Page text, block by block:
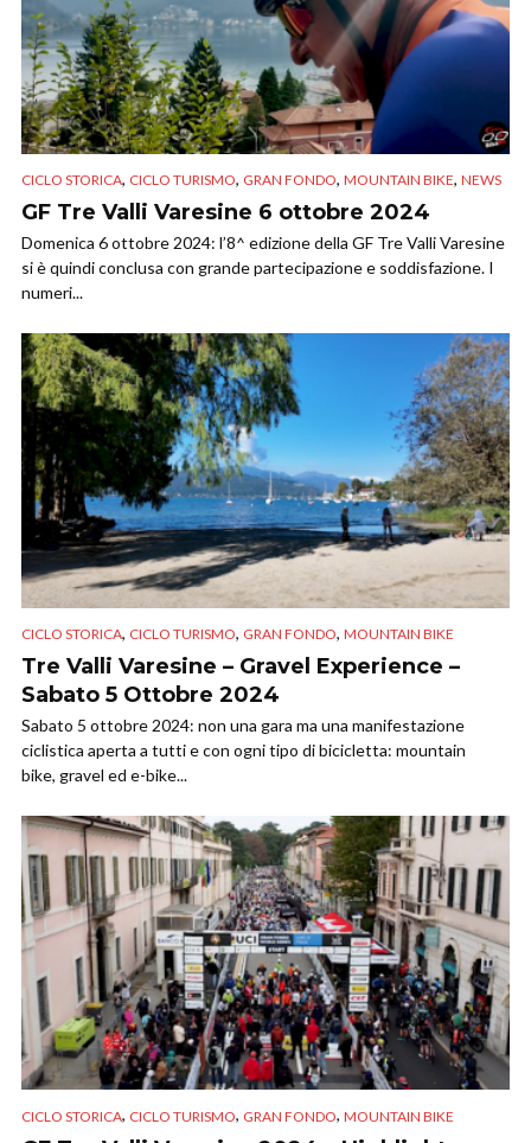
CICLO STORICA, CICLO TURISMO, GRAN FONDO, MOUNTAIN BIKE, NEWS
GF Tre Valli Varesine 6 ottobre 2024
Domenica 6 ottobre 2024: l’8^ edizione della GF Tre Valli Varesine
si è quindi conclusa con grande partecipazione e soddisfazione. I
numeri...
CICLO STORICA, CICLO TURISMO, GRAN FONDO, MOUNTAIN BIKE
Tre Valli Varesine – Gravel Experience –
Sabato 5 Ottobre 2024
Sabato 5 ottobre 2024: non una gara ma una manifestazione
ciclistica aperta a tutti e con ogni tipo di bicicletta: mountain
bike, gravel ed e-bike...
CICLO STORICA, CICLO TURISMO, GRAN FONDO, MOUNTAIN BIKE